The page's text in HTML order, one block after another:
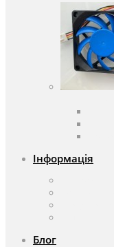
Інформація
Блог